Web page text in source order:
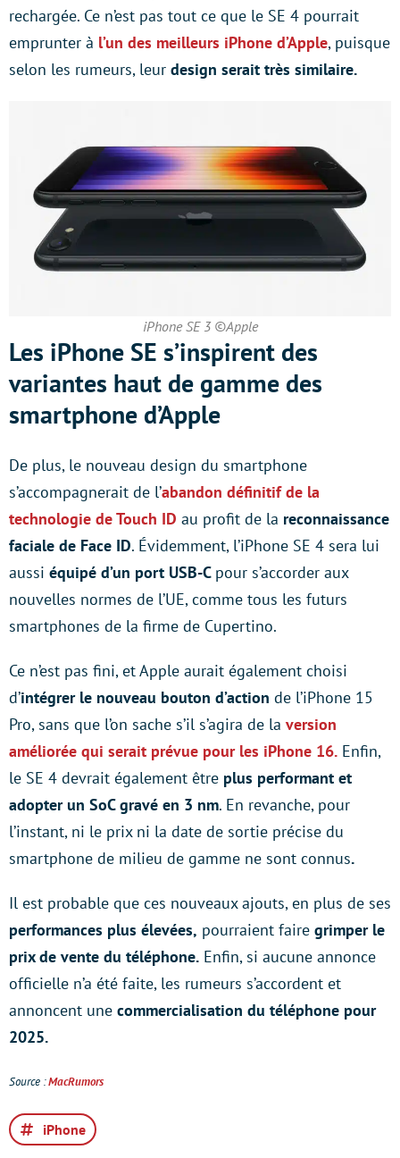
rechargée. Ce n’est pas tout ce que le SE 4 pourrait
emprunter à l’un des meilleurs iPhone d’Apple, puisque
selon les rumeurs, leur design serait très similaire.
iPhone SE 3 ©Apple
Les iPhone SE s’inspirent des
variantes haut de gamme des
smartphone d’Apple
De plus, le nouveau design du smartphone
s’accompagnerait de l’abandon définitif de la
technologie de Touch ID au profit de la reconnaissance
faciale de Face ID. Évidemment, l’iPhone SE 4 sera lui
aussi équipé d’un port USB-C pour s’accorder aux
nouvelles normes de l’UE, comme tous les futurs
smartphones de la firme de Cupertino.
Ce n’est pas fini, et Apple aurait également choisi
d’intégrer le nouveau bouton d’action de l’iPhone 15
Pro, sans que l’on sache s’il s’agira de la version
améliorée qui serait prévue pour les iPhone 16. Enfin,
le SE 4 devrait également être plus performant et
adopter un SoC gravé en 3 nm. En revanche, pour
l’instant, ni le prix ni la date de sortie précise du
smartphone de milieu de gamme ne sont connus.
Il est probable que ces nouveaux ajouts, en plus de ses
performances plus élevées, pourraient faire grimper le
prix de vente du téléphone. Enfin, si aucune annonce
officielle n’a été faite, les rumeurs s’accordent et
annoncent une commercialisation du téléphone pour
2025.
Source :MacRumors
iPhone